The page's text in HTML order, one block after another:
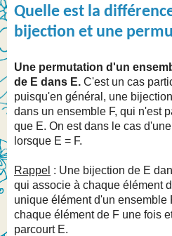
Quelle est la
bijection et une
Une permutation d'un
de E dans E. C'est un cas
puisqu'en général, une
dans un ensemble F, qui n'est
que E. On est dans le cas
lorsque E = F.
Rappel : Une bijection de E
qui associe à chaque élément
unique élément d'un ensemble
chaque élément de F une fois
parcourt E.